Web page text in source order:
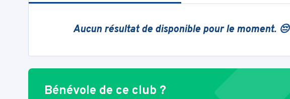
Aucun résultat de disponible pour le moment. 😔
Bénévole de ce club ?